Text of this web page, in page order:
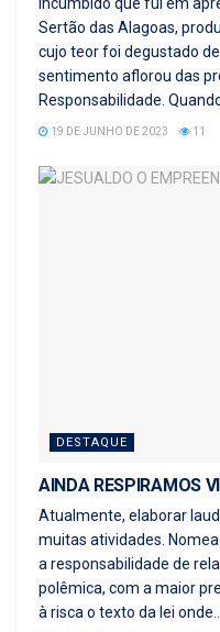
Sertão das Alagoas,
cujo teor foi degustado
sentimento aflorou das
Responsabilidade.
19 DE JUNHO DE 2023 11
DESTAQUE
AINDA RESPIRAMOS
Atualmente, elaborar
muitas atividades.
a responsabilidade de
polêmica, com a maior
à risca o texto da lei